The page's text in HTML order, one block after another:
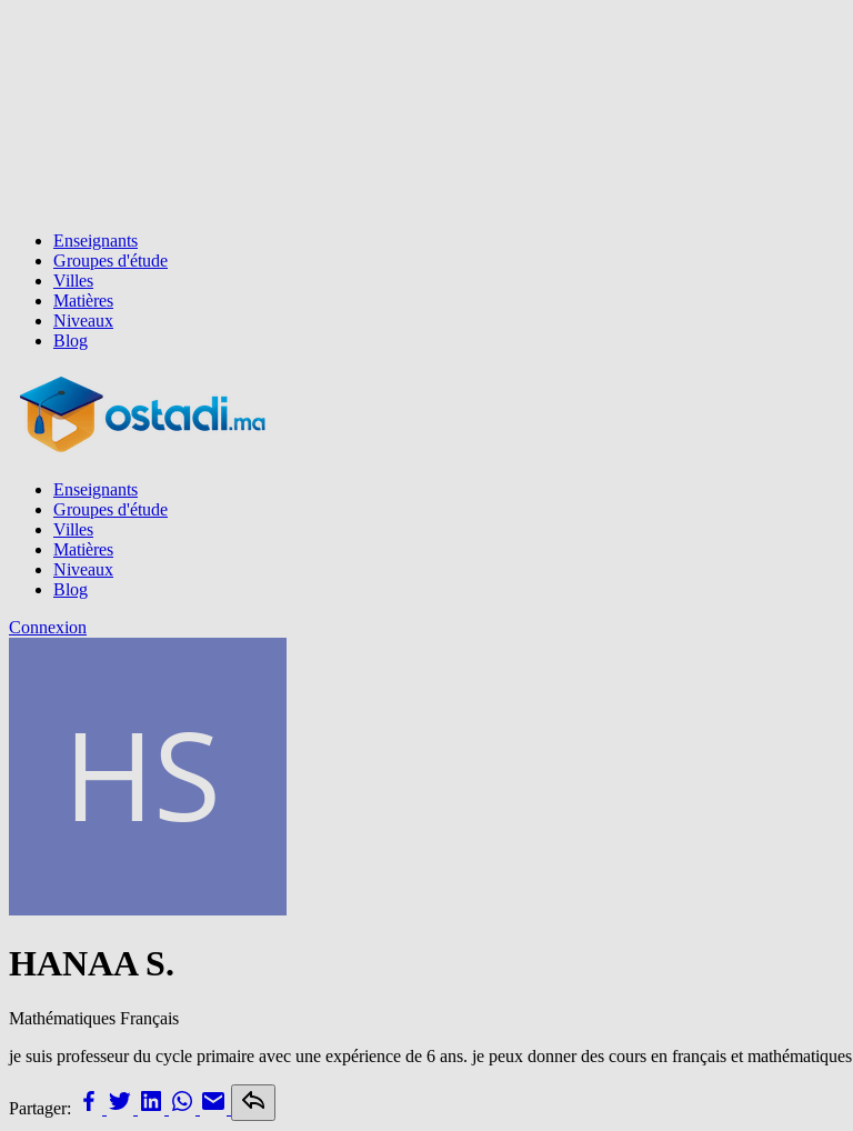
Enseignants
Groupes d'étude
Villes
Matières
Niveaux
Blog
Enseignants
Groupes d'étude
Villes
Matières
Niveaux
Blog
Connexion
HANAA S.
Mathématiques Français
je suis professeur du cycle primaire avec une expérience de 6 ans. je peux donner des cours en français et mathématiques
Partager: